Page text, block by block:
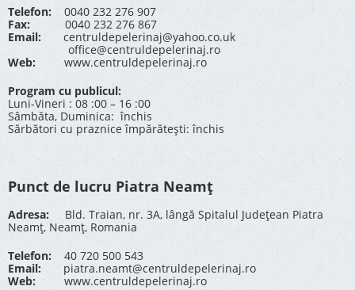
Telefon: 0040 232 276 907
Fax: 0040 232 276 867
Email:
centruldepelerinaj@yahoo.co.uk
office@centruldepelerinaj.ro
Web:
www.centruldepelerinaj.ro
Program cu publicul:
Luni-Vineri : 08 :00 – 16 :00
Sâmbăta, Duminica: închis
Sărbători cu praznice împărătești: închis
Punct de lucru Piatra Neamț
Adresa: Bld. Traian, nr. 3A, lângă Spitalul Județean Piatra
Neamț, Neamț, Romania
Telefon:40 720 500 543
Email:
piatra.neamt@centruldepelerinaj.ro
Web:
www.centruldepelerinaj.ro